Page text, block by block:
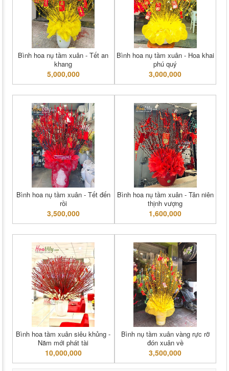
Bình hoa nụ tầm xuân - Tết an
khang
5,000,000
Bình hoa nụ tầm xuân - Hoa khai
phú quý
3,000,000
Bình hoa nụ tầm xuân - Tết đến
rồi
3,500,000
Bình hoa nụ tầm xuân - Tân niên
thịnh vượng
1,600,000
Bình hoa tầm xuân siêu khủng -
Năm mới phát tài
10,000,000
Bình nụ tầm xuân vàng rực rỡ
đón xuân về
3,500,000